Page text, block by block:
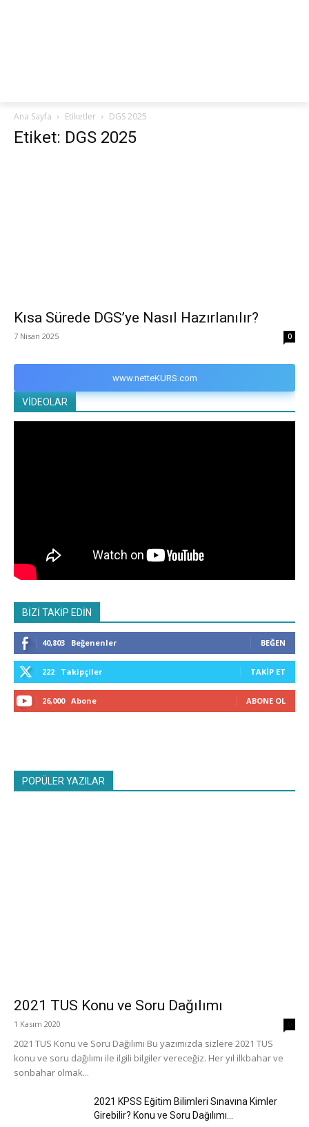
Ana Sayfa Etiketler DGS 2025
Etiket: DGS 2025
Kısa Sürede DGS’ye Nasıl Hazırlanılır?
7 Nisan 2025 0
www.netteKURS.com
VİDEOLAR
BİZİ TAKİP EDİN
40,803 Beğenenler BEĞEN
222 Takipçiler TAKIP ET
26,000 Abone ABONE OL
POPÜLER YAZILAR
2021 TUS Konu ve Soru Dağılımı
1 Kasım 2020
2021 TUS Konu ve Soru Dağılımı Bu yazımızda sizlere 2021 TUS
konu ve soru dağılımı ile ilgili bilgiler vereceğiz. Her yıl ilkbahar ve
sonbahar olmak...
2021 KPSS Eğitim Bilimleri Sınavına Kimler
Girebilir? Konu ve Soru Dağılımı...